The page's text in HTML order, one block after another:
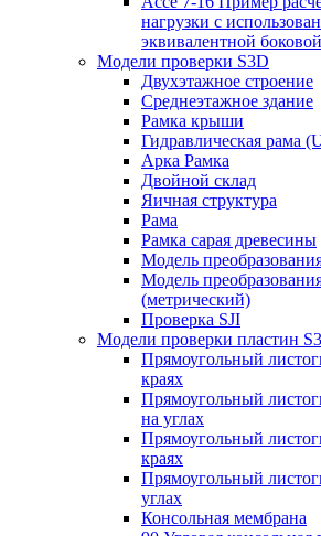
нагрузки с
эквивалентной
Модели проверки S3D
Двухэтажное строение
Среднеэтажное здание
Рамка крыши
Гидравлическая рама
Арка Рамка
Двойной склад
Яичная структура
Рама
Рамка сарая древесины
Модель
Модель
(метрический)
Проверка SJI
Модели проверки пластин
Прямоугольный
краях
Прямоугольный
на углах
Прямоугольный
краях
Прямоугольный
углах
Консольная мембрана